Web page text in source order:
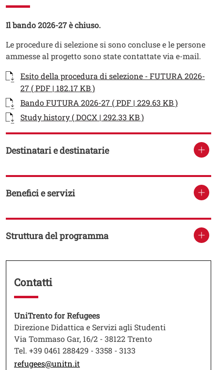
Testo
Il bando 2026-27 è chiuso.
Le procedure di selezione si sono concluse e le persone
ammesse al progetto sono state contattate via e-mail.
Documenti
Documento
Esito della procedura di selezione - FUTURA 2026-
27 ( PDF | 182.17 KB )Apri il link in una nuova finestra
Documento
Bando FUTURA 2026-27 ( PDF | 229.63 KB )Apri il
Documento
Study history ( DOCX | 292.33 KB )
Destinatari e destinatarie
Benefici e servizi
Struttura del programma
Contatti
Testo
UniTrento for Refugees
Direzione Didattica e Servizi agli Studenti
Via Tommaso Gar, 16/2 - 38122 Trento
Tel. +39 0461 288429 - 3358 - 3133
refugees@unitn.it